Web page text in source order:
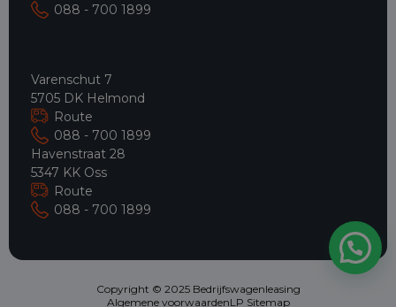
088 - 700 1899
Varenschut 7
5705 DK Helmond
Route
088 - 700 1899
Havenstraat 28
5347 KK Oss
Route
088 - 700 1899
Copyright © 2025 Bedrijfswagenleasing
Algemene voorwaardenLP Sitemap